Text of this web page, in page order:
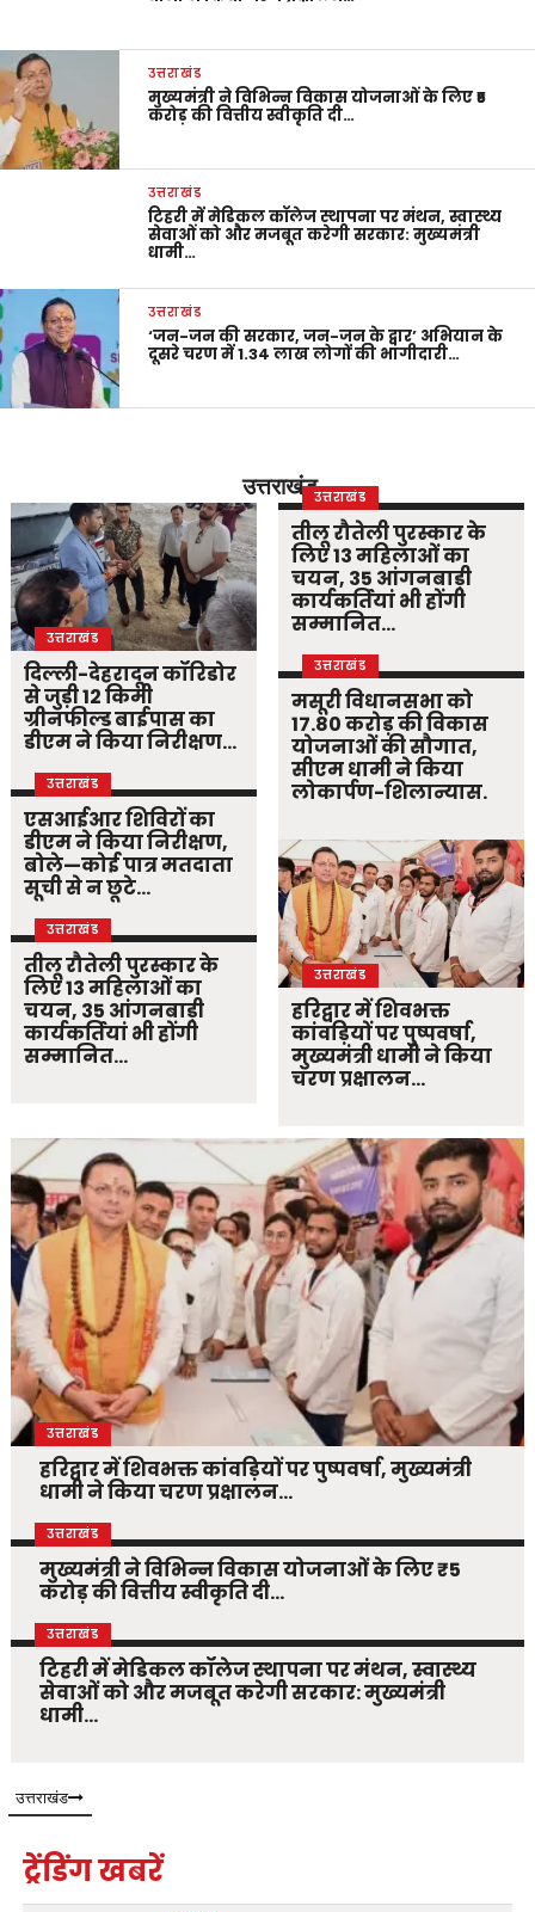
उत्तराखंड
मुख्यमंत्री ने विभिन्न विकास योजनाओं के लिए ₹5
करोड़ की वित्तीय स्वीकृति दी…
उत्तराखंड
टिहरी में मेडिकल कॉलेज स्थापना पर मंथन, स्वास्थ्य
सेवाओं को और मजबूत करेगी सरकार: मुख्यमंत्री
धामी…
उत्तराखंड
‘जन-जन की सरकार, जन-जन के द्वार’ अभियान के
दूसरे चरण में 1.34 लाख लोगों की भागीदारी…
उत्तराखंड
उत्तराखंड
दिल्ली-देहरादून कॉरिडोर
से जुड़ी 12 किमी
ग्रीनफील्ड बाईपास का
डीएम ने किया निरीक्षण…
उत्तराखंड
एसआईआर शिविरों का
डीएम ने किया निरीक्षण,
बोले—कोई पात्र मतदाता
सूची से न छूटे…
उत्तराखंड
तीलू रौतेली पुरस्कार के
लिए 13 महिलाओं का
चयन, 35 आंगनबाड़ी
कार्यकर्तियां भी होंगी
सम्मानित…
उत्तराखंड
तीलू रौतेली पुरस्कार के
लिए 13 महिलाओं का
चयन, 35 आंगनबाड़ी
कार्यकर्तियां भी होंगी
सम्मानित…
उत्तराखंड
मसूरी विधानसभा को
17.80 करोड़ की विकास
योजनाओं की सौगात,
सीएम धामी ने किया
लोकार्पण-शिलान्यास.
उत्तराखंड
हरिद्वार में शिवभक्त
कांवड़ियों पर पुष्पवर्षा,
मुख्यमंत्री धामी ने किया
चरण प्रक्षालन…
उत्तराखंड
हरिद्वार में शिवभक्त कांवड़ियों पर पुष्पवर्षा, मुख्यमंत्री
धामी ने किया चरण प्रक्षालन…
उत्तराखंड
मुख्यमंत्री ने विभिन्न विकास योजनाओं के लिए ₹5
करोड़ की वित्तीय स्वीकृति दी…
उत्तराखंड
टिहरी में मेडिकल कॉलेज स्थापना पर मंथन, स्वास्थ्य
सेवाओं को और मजबूत करेगी सरकार: मुख्यमंत्री
धामी…
उत्तराखंड
ट्रेंडिंग खबरें